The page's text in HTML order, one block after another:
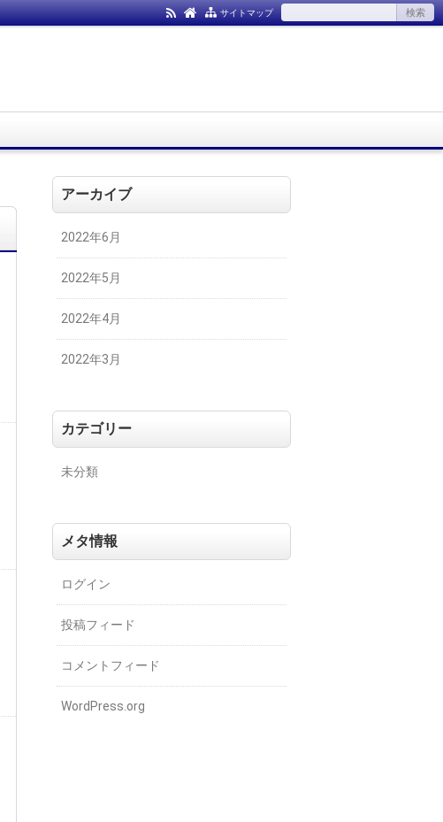
サイトマップ
アーカイブ
2022年6月
2022年5月
2022年4月
2022年3月
カテゴリー
未分類
メタ情報
ログイン
投稿フィード
コメントフィード
WordPress.org